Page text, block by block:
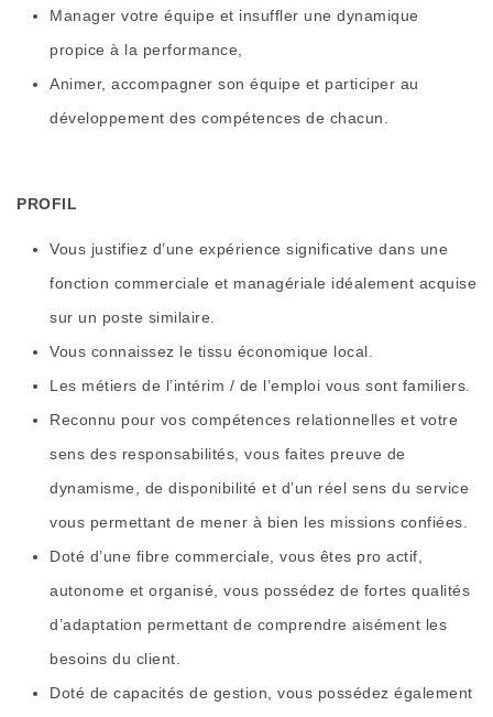
Manager votre équipe et insuffler une dynamique
propice à la performance,
Animer, accompagner son équipe et participer au
développement des compétences de chacun.
PROFIL
Vous justifiez d’une expérience significative dans une
fonction commerciale et managériale idéalement acquise
sur un poste similaire.
Vous connaissez le tissu économique local.
Les métiers de l’intérim / de l’emploi vous sont familiers.
Reconnu pour vos compétences relationnelles et votre
sens des responsabilités, vous faites preuve de
dynamisme, de disponibilité et d’un réel sens du service
vous permettant de mener à bien les missions confiées.
Doté d’une fibre commerciale, vous êtes pro actif,
autonome et organisé, vous possédez de fortes qualités
d’adaptation permettant de comprendre aisément les
besoins du client.
Doté de capacités de gestion, vous possédez également